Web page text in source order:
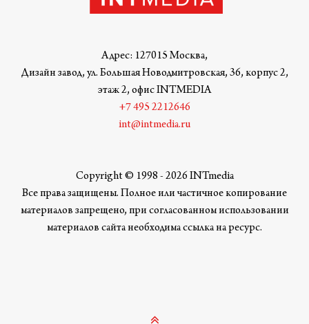
Адрес: 127015 Москва,
Дизайн завод, ул. Большая Новодмитровская, 36, корпус 2,
этаж 2, офис INTMEDIA
+7 495 2212646
int@intmedia.ru
Copyright © 1998 - 2026 INTmedia
Все права защищены. Полное или частичное копирование
материалов запрещено, при согласованном использовании
материалов сайта необходима ссылка на ресурс.